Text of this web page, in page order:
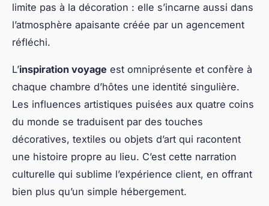
limite pas à la décoration : elle s’incarne aussi dans
l’atmosphère apaisante créée par un agencement
réfléchi.
L’inspiration voyage est omniprésente et confère à
chaque chambre d’hôtes une identité singulière.
Les influences artistiques puisées aux quatre coins
du monde se traduisent par des touches
décoratives, textiles ou objets d’art qui racontent
une histoire propre au lieu. C’est cette narration
culturelle qui sublime l’expérience client, en offrant
bien plus qu’un simple hébergement.